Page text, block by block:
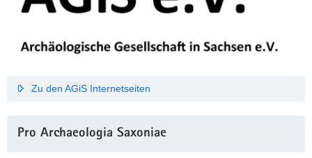
Zu den AGiS Internetseiten
Pro Archaeologia Saxoniae